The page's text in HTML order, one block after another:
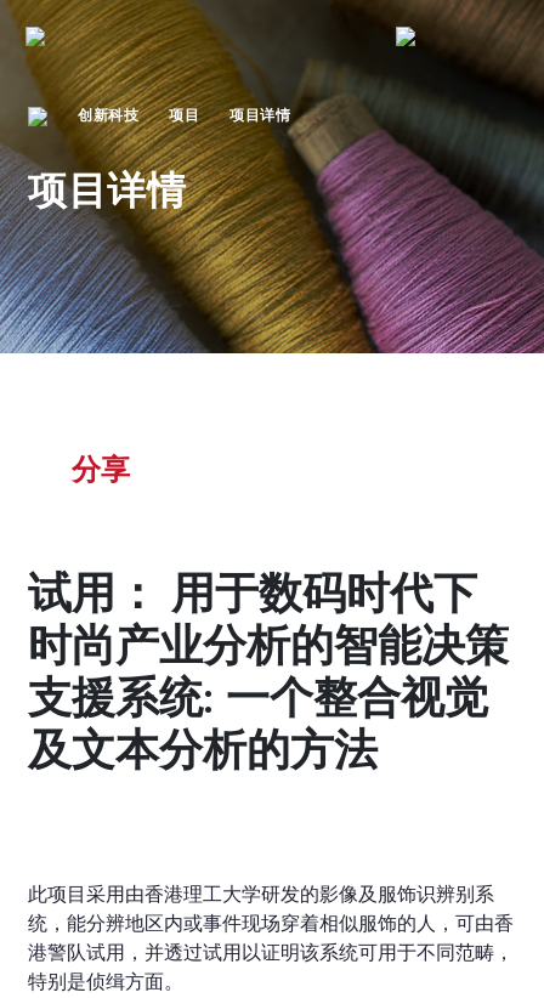
创新科技 项目 项目详情
项目详情
分享
试用： 用于数码时代下
时尚产业分析的智能决策
支援系统: 一个整合视觉
及文本分析的方法
此项目采用由香港理工大学研发的影像及服饰识辨别系
统，能分辨地区内或事件现场穿着相似服饰的人，可由香
港警队试用，并透过试用以证明该系统可用于不同范畴，
特别是侦缉方面。